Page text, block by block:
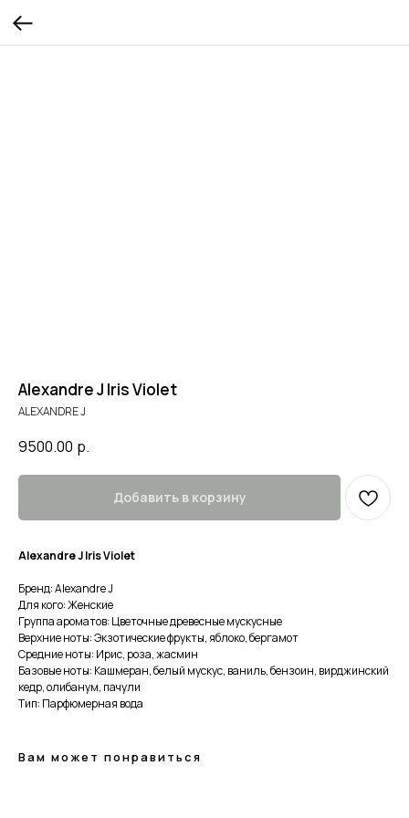
Alexandre J Iris Violet
ALEXANDRE J
9500.00 р.
Добавить в корзину
Alexandre J Iris Violet
Бренд: Alexandre J
Для кого: Женские
Группа ароматов: Цветочные древесные мускусные
Верхние ноты: Экзотические фрукты, яблоко, бергамот
Средние ноты: Ирис, роза, жасмин
Базовые ноты: Кашмеран, белый мускус, ваниль, бензоин, вирджинский
кедр, олибанум, пачули
Тип: Парфюмерная вода
Вам может понравиться